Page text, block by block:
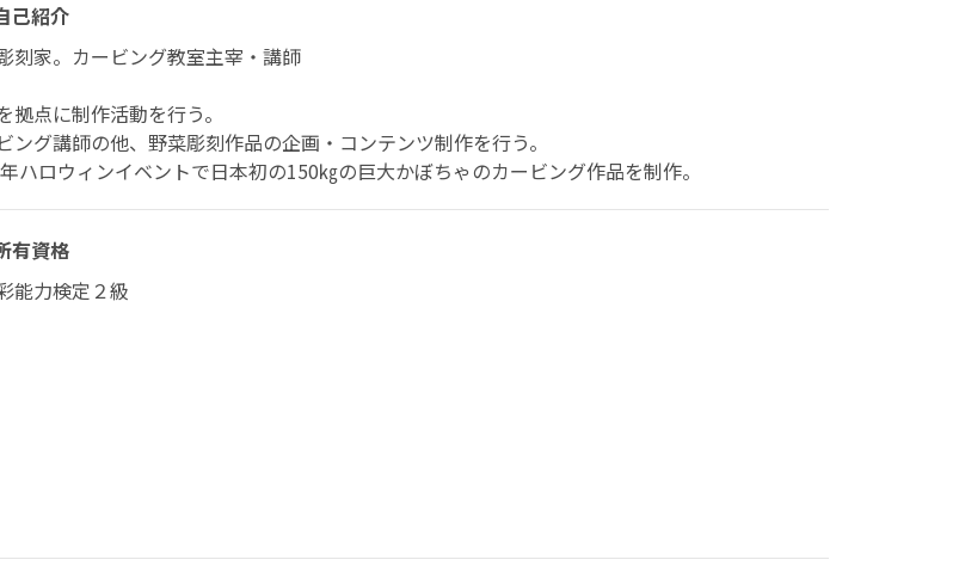
己紹介
刻家。カービング教室主宰・講師
拠点に制作活動を行う。
ング講師の他、野菜彫刻作品の企画・コンテンツ制作を行う。
ハロウィンイベントで日本初の150㎏の巨大かぼちゃのカービング作品を制作。
有資格
能力検定２級